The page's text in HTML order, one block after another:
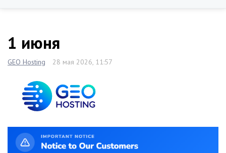
1 июня
GEO Hosting 28 мая 2026, 11:57